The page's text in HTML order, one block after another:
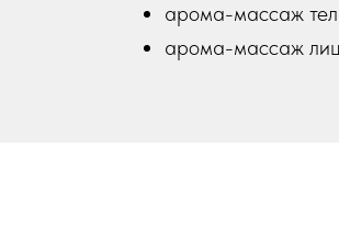
арома-массаж
арома-массаж